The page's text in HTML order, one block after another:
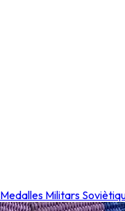
Medalles Militars